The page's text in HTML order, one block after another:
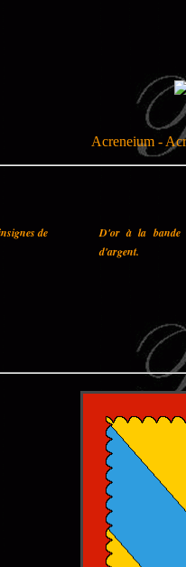
Acreneium -
de
D'or à la bande
d'argent.